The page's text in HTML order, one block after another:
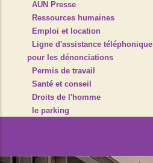
AUN Presse
Ressources humaines
Emploi et location
Ligne d'assistance téléphonique
pour les dénonciations
Permis de travail
Santé et conseil
Droits de l'homme
le parking